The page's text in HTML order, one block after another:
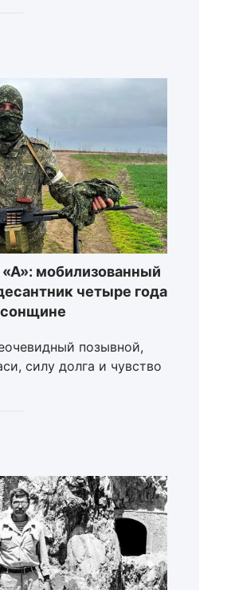
мобилизованный
четыре года
позывной,
силу долга и чувство